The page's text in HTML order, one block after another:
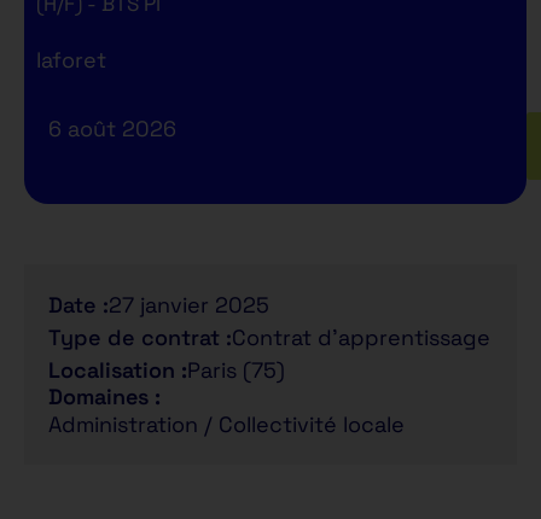
laforet
6 août 2026
Date :27 janvier 2025
Type de contrat :Contrat d'apprentissage
Localisation :Paris (75)
Domaines :
Administration / Collectivité locale